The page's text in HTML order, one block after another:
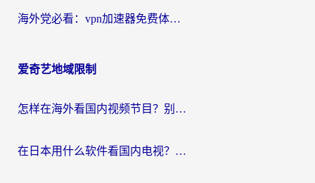
海外党必看：vpn加速器免费体验？选对回国加速器才能无缝刷国内剧玩国服
爱奇艺地域限制
怎样在海外看国内视频节目？别再踩坑！留学生和海外华人的专属解决方案
在日本用什么软件看国内电视？这篇攻略帮你告别地域限制